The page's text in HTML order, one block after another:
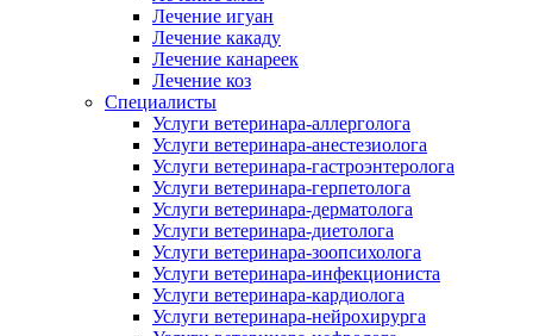
Лечение игуан
Лечение какаду
Лечение канареек
Лечение коз
Специалисты
Услуги ветеринара-аллерголога
Услуги ветеринара-анестезиолога
Услуги ветеринара-гастроэнтеролога
Услуги ветеринара-герпетолога
Услуги ветеринара-дерматолога
Услуги ветеринара-диетолога
Услуги ветеринара-зоопсихолога
Услуги ветеринара-инфекциониста
Услуги ветеринара-кардиолога
Услуги ветеринара-нейрохирурга